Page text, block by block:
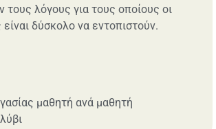
τους λόγους για τους οποίους οι
δύσκολο να εντοπιστούν.
μαθητή ανά μαθητή